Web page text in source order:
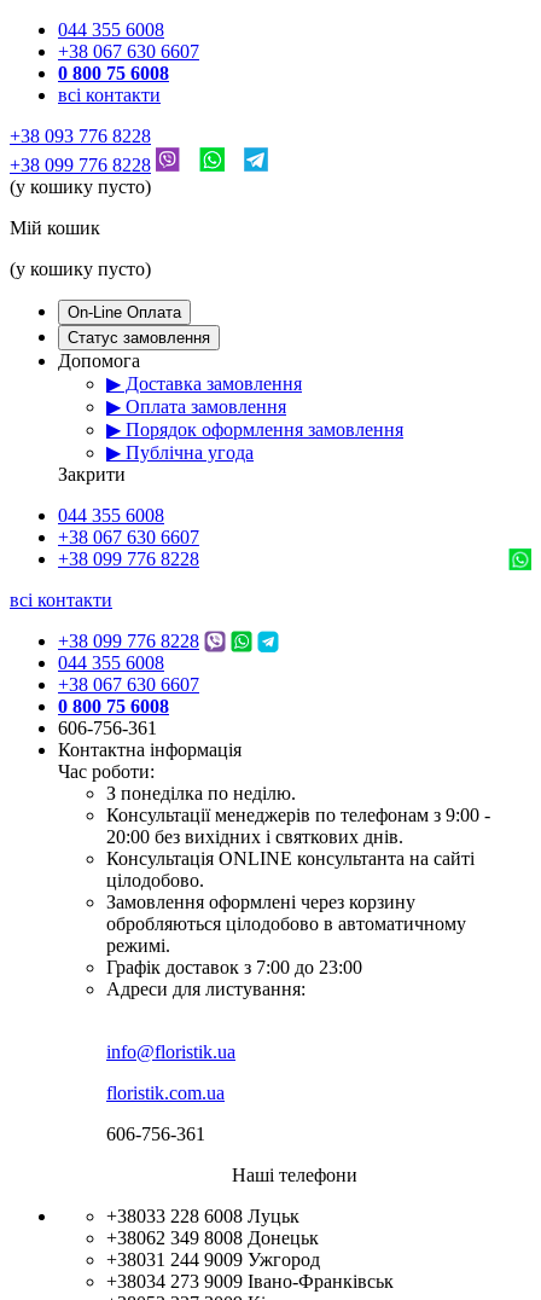
044 355 6008
+38 067 630 6607
0 800 75 6008
всі контакти
+38 093 776 8228
+38 099 776 8228
(у кошику пусто)
Мій кошик
(у кошику пусто)
On-Line Оплата
Статус замовлення
Допомога
▶ Доставка замовлення
▶ Оплата замовлення
▶ Порядок оформлення замовлення
▶ Публічна угода
Закрити
044 355 6008
+38 067 630 6607
+38 099 776 8228
всі контакти
+38 099 776 8228
044 355 6008
+38 067 630 6607
0 800 75 6008
606-756-361
Контактна інформація
Час роботи:
З понеділка по неділю.
Консультації менеджерів по телефонам з 9:00 -
20:00 без вихідних і святкових днів.
Консультація ONLINE консультанта на сайті
цілодобово.
Замовлення оформлені через корзину
обробляються цілодобово в автоматичному
режимі.
Графік доставок з 7:00 до 23:00
Адреси для листування:
info@floristik.ua
floristik.com.ua
606-756-361
Наші телефони
+38033 228 6008 Луцьк
+38062 349 8008 Донецьк
+38031 244 9009 Ужгород
+38034 273 9009 Івано-Франківськ